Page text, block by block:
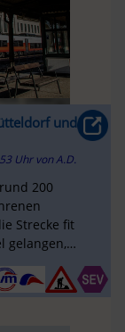
und
Uhr vonA.D.
200
Strecke fit
gelangen,